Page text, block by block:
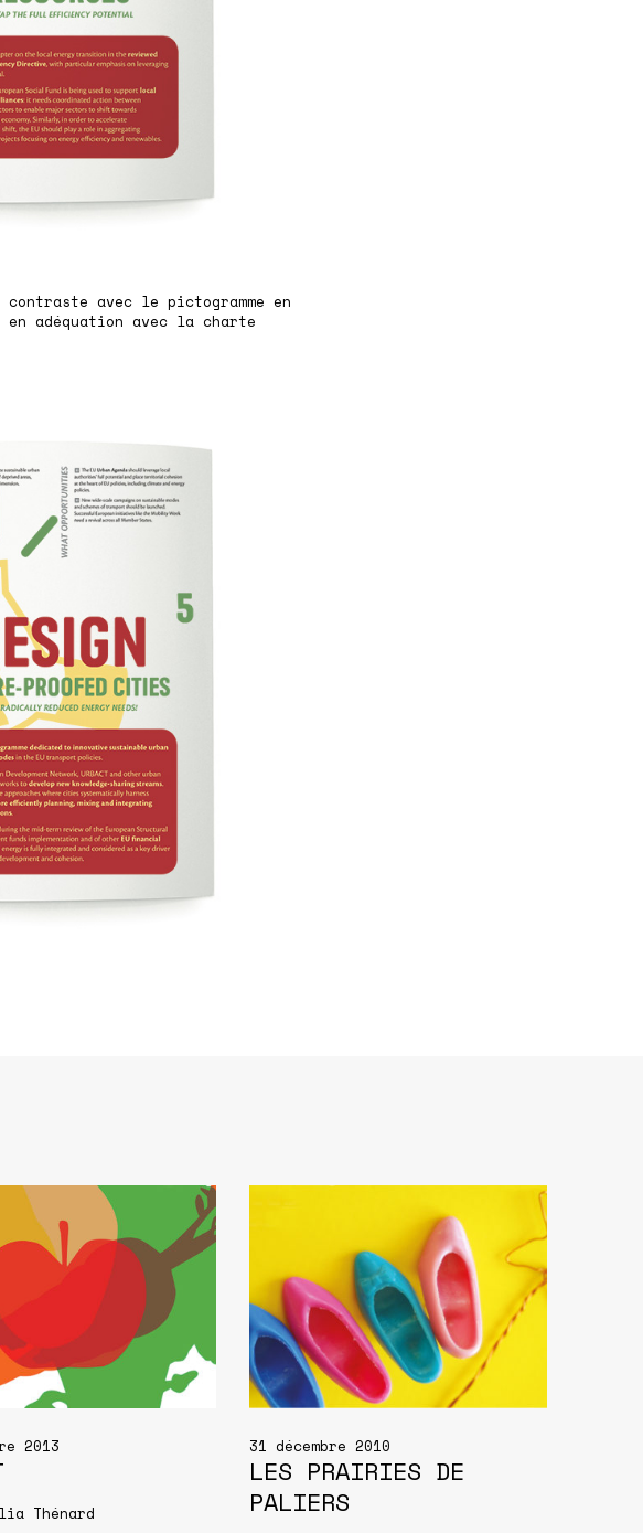
avec le pictogramme en
adéquation avec la charte
2013
Thénard
31 décembre 2010
LES PRAIRIES DE
PALIERS